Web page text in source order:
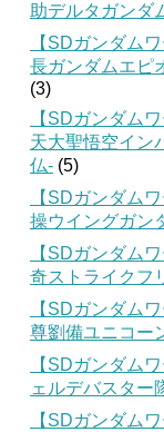
助デルタガンダ
【SDガンダム
長ガンダムエピ
(3)
【SDガンダム
天大聖悟空イン
仏- (5)
【SDガンダム
操ウイングガン
【SDガンダム
奇ストライクフ
【SDガンダム
尊劉備ユニコー
【SDガンダム
ェルデバスター
【SDガンダム